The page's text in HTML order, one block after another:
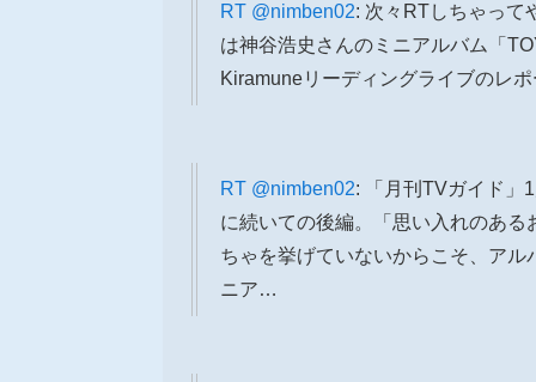
RT @nimben02: 次々RTしちゃって
は神谷浩史さんのミニアルバム「
Kiramuneリーディングライブのレ
RT @nimben02: 「月刊TVガイド」
に続いての後編。「思い入れのあ
ちゃを挙げていないからこそ、アル
ニア…